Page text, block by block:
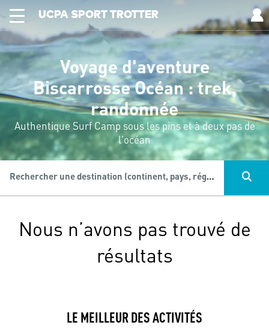
UCPA SPORT TROTTER
Voyage d'aventure
Biscarrosse Océan : trek,
randonnée
Authentique Surf Camp sous les pins et à deux pas de
l'océan
Rechercher une destination (continent, pays, région...), une activité...
Nous n’avons pas trouvé de
résultats
LE MEILLEUR DES ACTIVITÉS